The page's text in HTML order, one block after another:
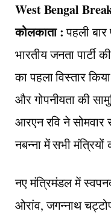
West Bengal
कोलकाता :पहली बार
भारतीय जनता
का पहला विस्तार
और गोपनीयता की
आरएन रवि ने
नबन्ना में सभी
नए मंत्रिमंडल में
ओरांव, जगन्नाथ